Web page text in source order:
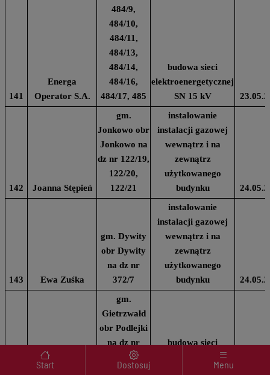
Menu wyróżnione
Start
Dostosuj Menu
141
Energa
Operator S.A.
484/9,
484/10,
484/11,
484/13,
484/14,
484/16,
484/17, 485
budowa sieci
elektroenergetycznej
SN 15 kV
142 Joanna Stępień
gm.
Jonkowo obr
Jonkowo na
dz nr 122/19,
122/20,
122/21
instalowanie
instalacji gazowej
wewnątrz i na
zewnątrz
użytkowanego
budynku
143 Ewa Zuśka
gm. Dywity
obr Dywity
na dz nr
372/7
instalowanie
instalacji gazowej
wewnątrz i na
zewnątrz
użytkowanego
budynku
gm.
Gietrzwałd
obr Podlejki
na dz nr
57/43, 57/30,
57/33, 76,
budowa sieci
wodociągowej na
trasie od stacji